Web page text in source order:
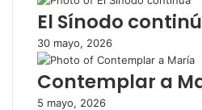
o
e
o
El Sínodo
30 mayo, 2026
Contemplar a
5 mayo, 2026